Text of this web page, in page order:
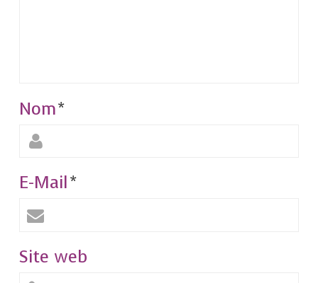
Nom*
E-Mail*
Site web